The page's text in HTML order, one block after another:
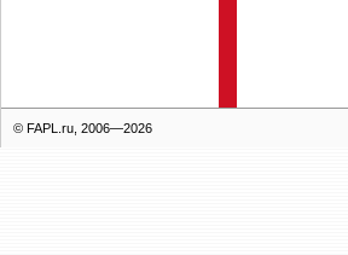
© FAPL.ru, 2006—2026